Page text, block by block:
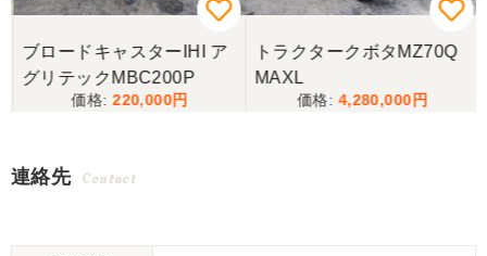
ブロードキャスターIHI ア
グリテックMBC200P
220,000
トラクタークボタMZ70Q
MAXL
4,280,000
連絡先 Contact